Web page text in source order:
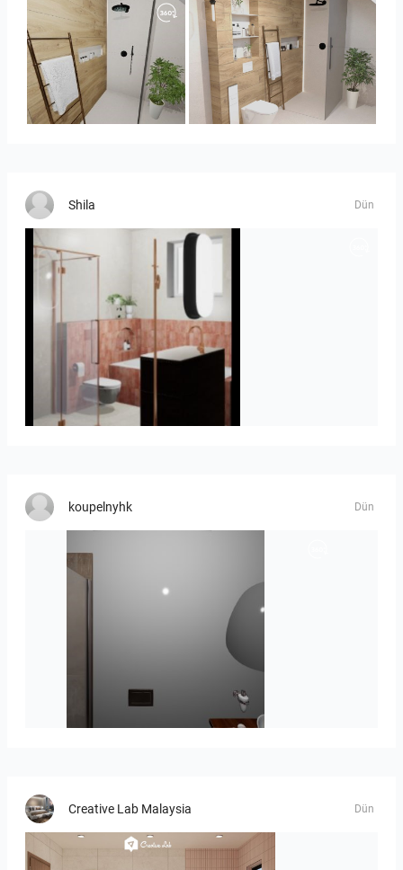
Panorama-01 Bild_1
Shila Dün
Jorik_en_Laure_10723-02
koupelnyhk Dün
koupelna_II-01
Creative Lab Malaysia Dün